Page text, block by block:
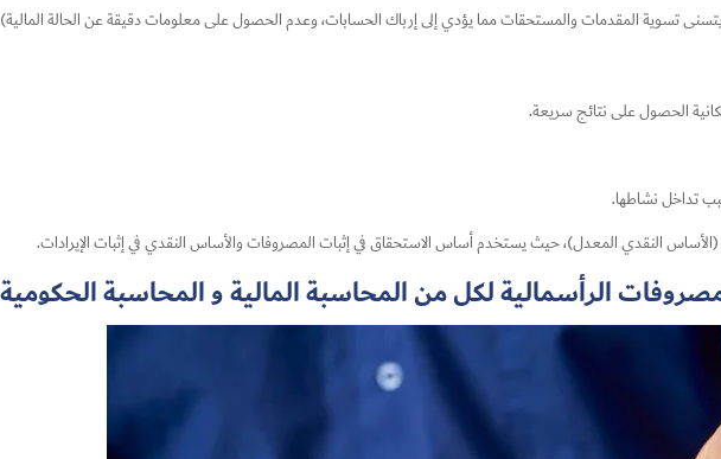
تسوية المقدمات والمستحقات مما يؤدي إلى إرباك الحسابات، وعدم الحصول على معلومات دقيقة عن الحالة المالية)
الحصول على نتائج سريعة.
تداخل نشاطها.
النقدي المعدل)، حيث يستخدم أساس الاستحقاق في إثبات المصروفات والأساس النقدي في إثبات الإيرادات.